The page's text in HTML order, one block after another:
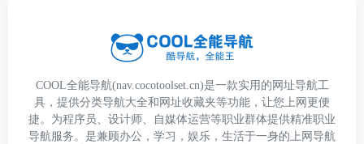
COOL全能导航(nav.cocotoolset.cn)是一款实用的网址导航工
具，提供分类导航大全和网址收藏夹等功能，让您上网更便
捷。为程序员、设计师、自媒体运营等职业群体提供精准职业
导航服务。是兼顾办公，学习，娱乐，生活于一身的上网导航